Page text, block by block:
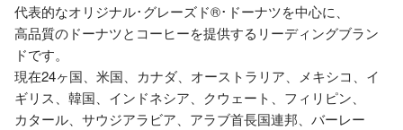
代表的なオリジナル･グレーズド®･ドーナツを中心に、
高品質のドーナツとコーヒーを提供するリーディングブラン
ドです。
現在24ヶ国、米国、カナダ、オーストラリア、メキシコ、イ
ギリス、韓国、インドネシア、クウェート、フィリピン、
カタール、サウジアラビア、アラブ首長国連邦、バーレー